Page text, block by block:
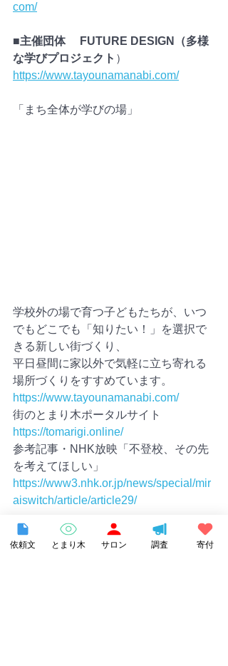
com/
■主催団体 　FUTURE DESIGN（多様
な学びプロジェクト ）
https://www.tayounamanabi.com/
「まち全体が学びの場」
学校外の場で育つ子どもたちが、いつ
でもどこでも「知りたい！」を選択で
きる新しい街づくり、
平日昼間に家以外で気軽に立ち寄れる
場所づくりをすすめています。
https://www.tayounamanabi.com/
街のとまり木ポータルサイト
https://tomarigi.online/
参考記事・NHK放映「不登校、その先
を考えてほしい」
https://www3.nhk.or.jp/news/special/mir
aiswitch/article/article29/
＜とまり木オンラインサロンのご案内
依頼文 とまり木 サロン 調査 寄付